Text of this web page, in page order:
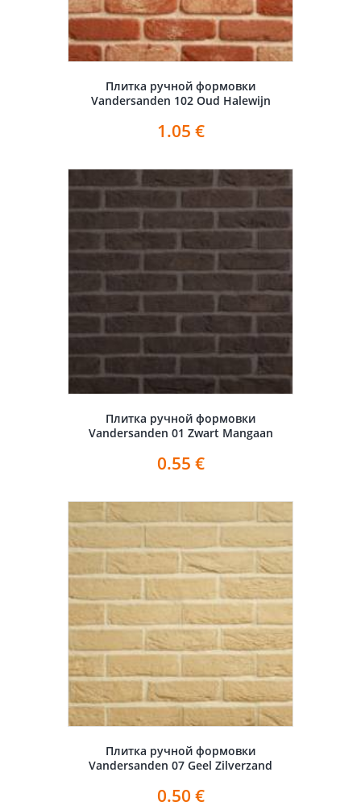
Плитка ручной формовки
Vandersanden 102 Oud Halewijn
1.05 €
Плитка ручной формовки
Vandersanden 01 Zwart Mangaan
0.55 €
Плитка ручной формовки
Vandersanden 07 Geel Zilverzand
0.50 €